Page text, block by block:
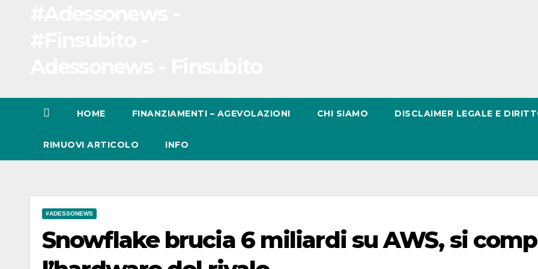
HOME FINANZIAMENTI – AGEVOLAZIONI CHI SIAMO DISCLAIMER LEGALE E
RIMUOVI ARTICOLO INFO
#ADESSONEWS
Snowflake brucia 6 miliardi su AWS, si